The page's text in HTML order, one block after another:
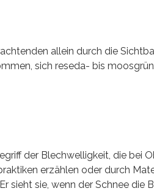
allein durch die
sich reseda- bis
der Blechwelligkeit, die bei
erzählen oder durch
sieht sie, wenn der Schnee